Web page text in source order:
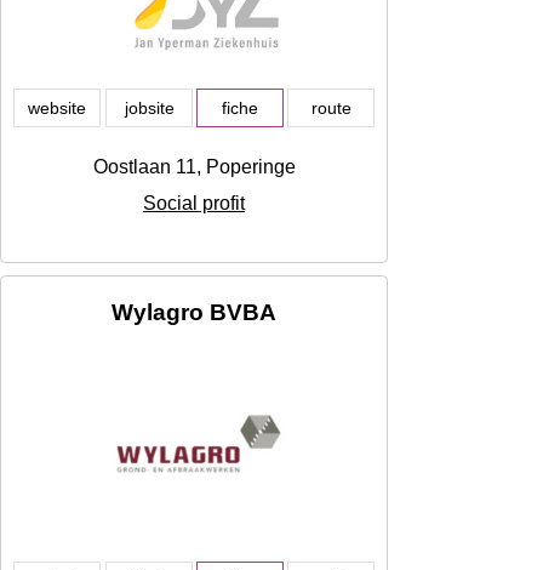
website jobsite fiche route
Oostlaan 11, Poperinge
Social profit
Wylagro BVBA